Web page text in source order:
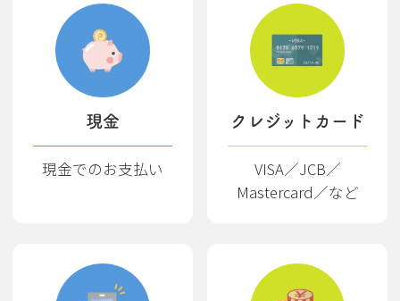
現金
現金でのお支払い
クレジットカード
VISA／JCB／
Mastercard／など